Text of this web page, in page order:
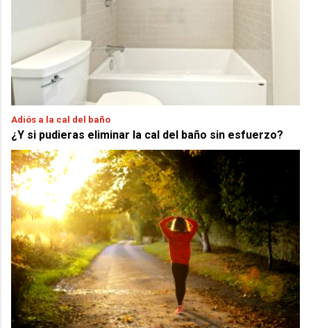
Adiós a la cal del baño
¿Y si pudieras eliminar la cal del baño sin esfuerzo?